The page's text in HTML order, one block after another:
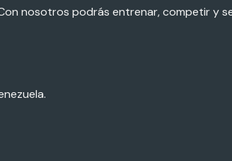
nosotros podrás entrenar, competir y